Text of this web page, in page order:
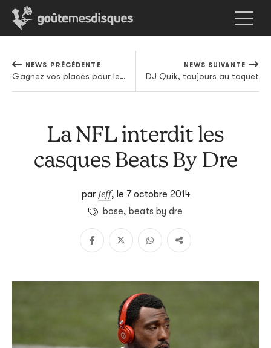
NEWS PRÉCÉDENTE
Gagnez vos places pour le live de Rustie au VK
NEWS SUIVANTE
DJ Quik, toujours au taquet
La NFL interdit les
casques Beats By Dre
par Jeff, le 7 octobre 2014
bose, beats by dre